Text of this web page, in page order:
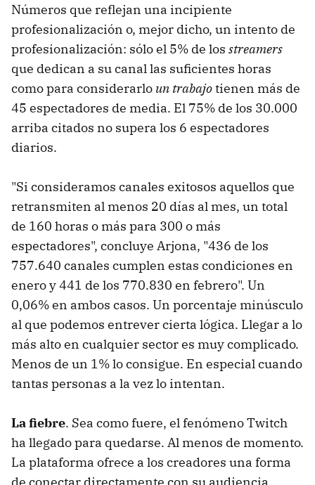
Números que reflejan una incipiente
profesionalización o, mejor dicho, un intento de
profesionalización: sólo el 5% de los streamers
que dedican a su canal las suficientes horas
como para considerarlo un trabajotienen más de
45 espectadores de media. El 75% de los 30.000
arriba citados no supera los 6 espectadores
diarios.
"Si consideramos canales exitosos aquellos que
retransmiten al menos 20 días al mes, un total
de 160 horas o más para 300 o más
espectadores", concluye Arjona, "436 de los
757.640 canales cumplen estas condiciones en
enero y 441 de los 770.830 en febrero". Un
0,06% en ambos casos. Un porcentaje minúsculo
al que podemos entrever cierta lógica. Llegar a lo
más alto en cualquier sector es muy complicado.
Menos de un 1% lo consigue. En especial cuando
tantas personas a la vez lo intentan.
La fiebre. Sea como fuere, el fenómeno Twitch
ha llegado para quedarse. Al menos de momento.
La plataforma ofrece a los creadores una forma